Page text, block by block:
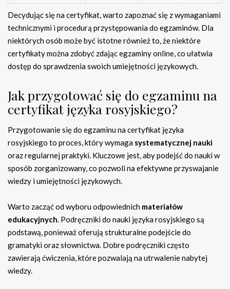
Decydując się na certyfikat, warto zapoznać się z wymaganiami
technicznymi i procedurą przystępowania do egzaminów. Dla
niektórych osób może być istotne również to, że niektóre
certyfikaty można zdobyć zdając egzaminy online, co ułatwia
dostęp do sprawdzenia swoich umiejętności językowych.
Jak przygotować się do egzaminu na
certyfikat języka rosyjskiego?
Przygotowanie się do egzaminu na certyfikat języka
rosyjskiego to proces, który wymaga systematycznej nauki
oraz regularnej praktyki. Kluczowe jest, aby podejść do nauki w
sposób zorganizowany, co pozwoli na efektywne przyswajanie
wiedzy i umiejętności językowych.
Warto zacząć od wyboru odpowiednich materiałów
edukacyjnych. Podręczniki do nauki języka rosyjskiego są
podstawą, ponieważ oferują strukturalne podejście do
gramatyki oraz słownictwa. Dobre podręczniki często
zawierają ćwiczenia, które pozwalają na utrwalenie nabytej
wiedzy.